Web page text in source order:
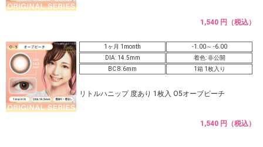
1,540 円（税込）
1ヶ月 1month
-1.00～ -6.00
DIA: 14.5mm
着色: 非公開
BC 8.6mm
1箱 1枚入り
リトルハニップ 度あり 1枚入 O5オーブピーチ
1,540 円（税込）